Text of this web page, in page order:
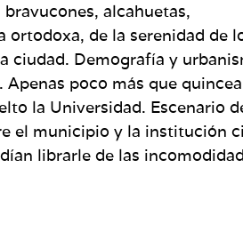
alcahuetas,
ortodoxa, de la serenidad de
ciudad. Demografía y
poco más que
la Universidad. Escenario
el municipio y la institución
librarle de las